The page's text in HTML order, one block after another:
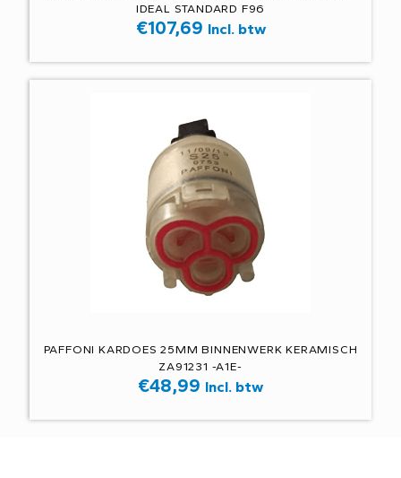
IDEAL STANDARD F96
€107,69 Incl. btw
PAFFONI KARDOES 25MM BINNENWERK KERAMISCH
ZA91231 -A1E-
€48,99 Incl. btw